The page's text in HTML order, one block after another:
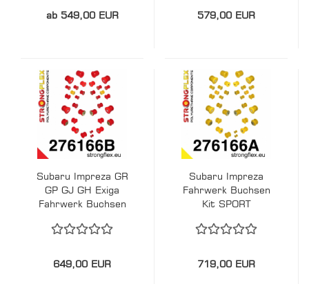
ab 549,00 EUR
579,00 EUR
Subaru Impreza GR
GP GJ GH Exiga
Fahrwerk Buchsen
STRONGFLEX PU
649,00 EUR
Subaru Impreza
Fahrwerk Buchsen
Kit SPORT
276166A
719,00 EUR